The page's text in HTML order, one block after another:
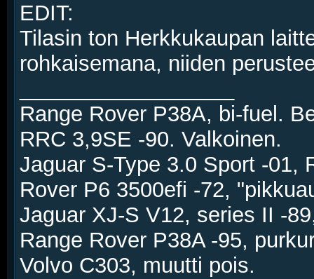
EDIT:
Tilasin ton Herkkukaupan
rohkaisemana, niiden
Range Rover P38A, bi-fuel.
RRC 3,9SE -90. Valkoinen.
Jaguar S-Type 3.0 Sport -01,
Rover P6 3500efi -72,
Jaguar XJ-S V12, series II -
Range Rover P38A -95,
Volvo C303, muutti pois.